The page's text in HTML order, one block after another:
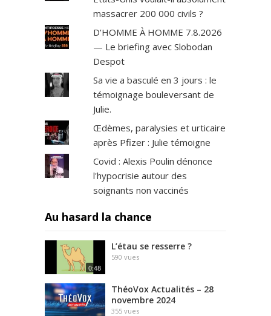
massacrer 200 000 civils ?
D’HOMME À HOMME 7.8.2026
— Le briefing avec Slobodan
Despot
Sa vie a basculé en 3 jours : le
témoignage bouleversant de
Julie.
Œdèmes, paralysies et urticaire
après Pfizer : Julie témoigne
Covid : Alexis Poulin dénonce
l'hypocrisie autour des
soignants non vaccinés
Au hasard la chance
0:48
L’étau se resserre ?
590 vues
ThéoVox Actualités – 28
novembre 2024
355 vues